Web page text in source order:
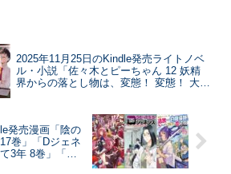
2025年11月25日のKindle発売ライトノベ
ル・小説「佐々木とピーちゃん 12 妖精
界からの落とし物は、変態！ 変態！ 大変
「貞操逆転世界の童貞辺境領主騎士 6
巻」「西野 ～学内カースト最下位にして
異能世界最強の少年～ SS集 ある日の出
来事 西野 学内カースト最下位にして異能
世界最強の少年」など
発売漫画「陰の
巻」「Dジェネ
3年 8巻」「勇